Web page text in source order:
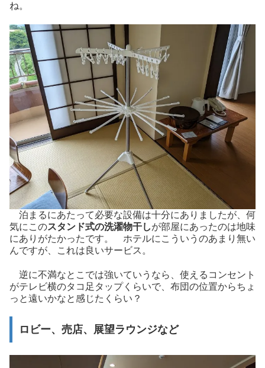
ね。
泊まるにあたって必要な設備は十分にありましたが、何
気にこのスタンド式の洗濯物干しが部屋にあったのは地味
にありがたかったです。 ホテルにこういうのあまり無い
んですが、これは良いサービス。
逆に不満なとこでは強いていうなら、使えるコンセント
がテレビ横のタコ足タップくらいで、布団の位置からちょ
っと遠いかなと感じたくらい？
ロビー、売店、展望ラウンジなど